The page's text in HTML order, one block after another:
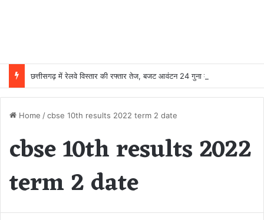
Home /cbse 10th results 2022 term 2 date
cbse 10th results 2022
term 2 date